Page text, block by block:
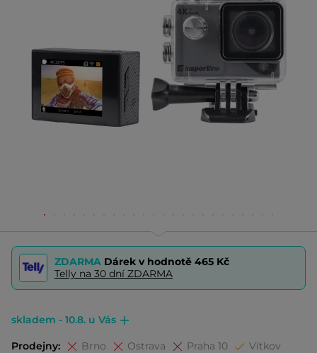
ZDARMA Dárek v hodnotě 465 Kč
Telly na 30 dní ZDARMA
skladem - 10.8. u Vás
Prodejny: Brno Ostrava Praha 10 Vítkov